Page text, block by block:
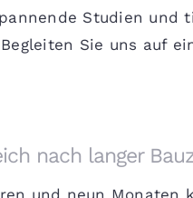
Studien
Sie uns auf
nach langer
und neun Monaten